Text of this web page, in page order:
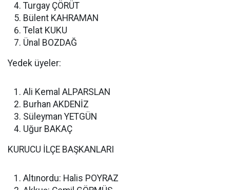
Turgay ÇÖRÜT
Bülent KAHRAMAN
Telat KUKU
Ünal BOZDAĞ
Yedek üyeler:
Ali Kemal ALPARSLAN
Burhan AKDENİZ
Süleyman YETGÜN
Uğur BAKAÇ
KURUCU İLÇE BAŞKANLARI
Altınordu: Halis POYRAZ